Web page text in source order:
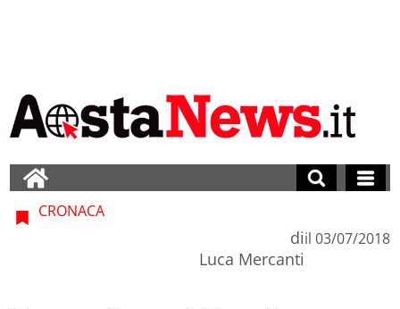
CRONACA
di
Luca Mercanti
il 03/07/2018